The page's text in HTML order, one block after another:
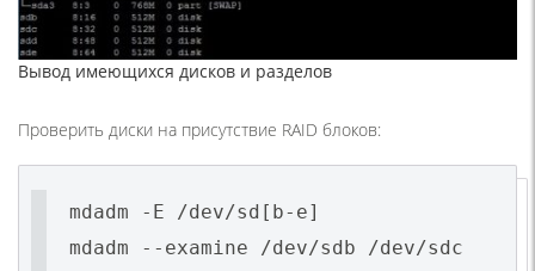
Вывод имеющихся дисков и разделов
Проверить диски на присутствие RAID блоков:
mdadm -E /dev/sd[b-e]
mdadm --examine /dev/sdb /dev/sdc